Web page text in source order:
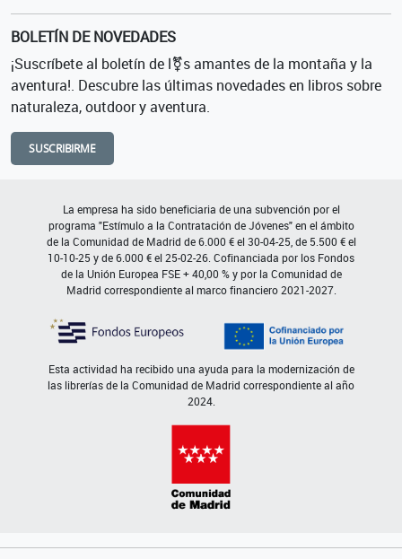
BOLETÍN DE NOVEDADES
¡Suscríbete al boletín de l⚧s amantes de la montaña y la
aventura!. Descubre las últimas novedades en libros sobre
naturaleza, outdoor y aventura.
SUSCRIBIRME
La empresa ha sido beneficiaria de una subvención por el
programa "Estímulo a la Contratación de Jóvenes" en el ámbito
de la Comunidad de Madrid de 6.000 € el 30-04-25, de 5.500 € el
10-10-25 y de 6.000 € el 25-02-26. Cofinanciada por los Fondos
de la Unión Europea FSE + 40,00 % y por la Comunidad de
Madrid correspondiente al marco financiero 2021-2027.
Esta actividad ha recibido una ayuda para la modernización de
las librerías de la Comunidad de Madrid correspondiente al año
2024.